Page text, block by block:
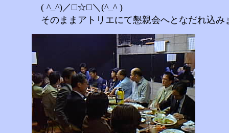
( ^_^)／□☆□＼(^_^ )
そのままアトリエにて懇親会へとなだれ込み